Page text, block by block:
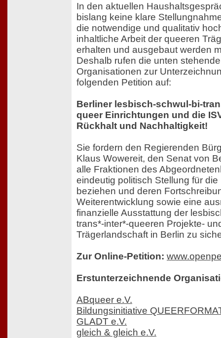
In den aktuellen
bislang keine klare
die notwendige und qualitativ
inhaltliche Arbeit der queeren
erhalten und ausgebaut werden
Deshalb rufen die unten
Organisationen zur
folgenden Petition auf:
Berliner lesbisch-schwul-bi-
queer Einrichtungen und die
Rückhalt und Nachhaltigkeit!
Sie fordern den Regierenden
Klaus Wowereit, den Senat von
alle Fraktionen des
eindeutig politisch Stellung für die
beziehen und deren
Weiterentwicklung sowie eine
finanzielle Ausstattung der
trans*-inter*-queeren Projekte-
Trägerlandschaft in Berlin zu
Zur Online-Petition:
Erstunterzeichnende
ABqueer e.V.
Bildungsinitiative
GLADT e.V.
gleich & gleich e.V.